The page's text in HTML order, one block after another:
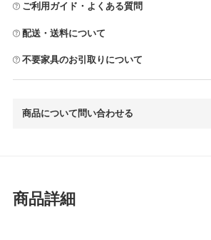
ご利用ガイド・よくある質問
配送・送料について
不要家具のお引取りについて
商品について問い合わせる
商品詳細